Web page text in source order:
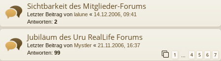
Sichtbarkeit des Mitglieder-Forums
Letzter Beitrag von lalune « 14.12.2006, 09:41
Antworten: 2
Jubiläum des Uru RealLife Forums
Letzter Beitrag von Mystler « 21.11.2006, 16:37
Antworten: 99 1 … 4 5 6 7